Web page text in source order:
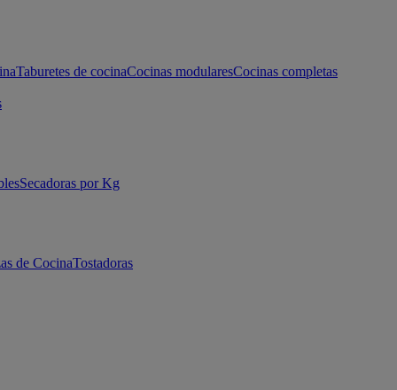
Taburetes de cocinaCocinas modularesCocinas completas
Secadoras por Kg
de CocinaTostadoras